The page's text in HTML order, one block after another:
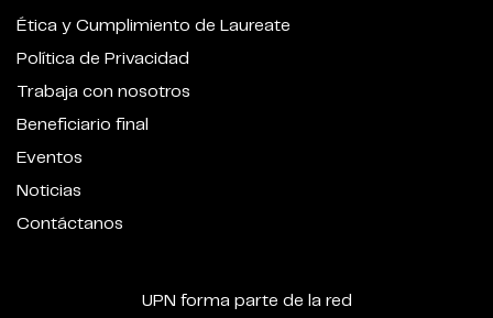
Ética y Cumplimiento de Laureate
Política de Privacidad
Trabaja con nosotros
Beneficiario final
Eventos
Noticias
Contáctanos
UPN forma parte de la red